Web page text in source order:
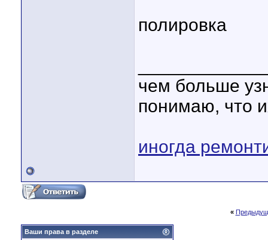
полировка
чем больше
понимаю, что
иногда
«
Ваши права в разделе